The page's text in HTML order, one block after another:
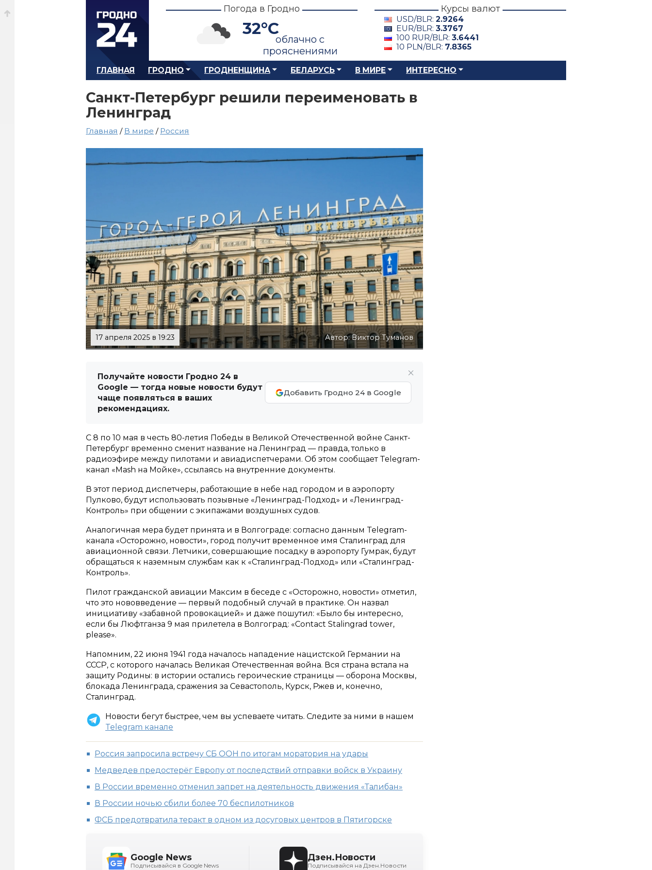
Погода в Гродно
32°C
облачно с
прояснениями
Курсы валют
USD/BLR: 2.9264
EUR/BLR: 3.3767
100 RUR/BLR: 3.6441
10 PLN/BLR: 7.8365
ГЛАВНАЯ ГРОДНО ГРОДНЕНЩИНА БЕЛАРУСЬ В МИРЕ ИНТЕРЕСНО
Санкт-Петербург решили переименовать в
Ленинград
Главная / В мире / Россия
17 апреля 2025 в 19:23 Автор: Виктор Туманов
Получайте новости Гродно 24 в
Google — тогда новые новости будут
чаще появляться в ваших
рекомендациях.
Добавить Гродно 24 в Google
С 8 по 10 мая в честь 80-летия Победы в Великой Отечественной войне Санкт-
Петербург временно сменит название на Ленинград — правда, только в
радиоэфире между пилотами и авиадиспетчерами. Об этом сообщает Telegram-
канал «Mash на Мойке», ссылаясь на внутренние документы.
В этот период диспетчеры, работающие в небе над городом и в аэропорту
Пулково, будут использовать позывные «Ленинград-Подход» и «Ленинград-
Контроль» при общении с экипажами воздушных судов.
Аналогичная мера будет принята и в Волгограде: согласно данным Telegram-
канала «Осторожно, новости», город получит временное имя Сталинград для
авиационной связи. Летчики, совершающие посадку в аэропорту Гумрак, будут
обращаться к наземным службам как к «Сталинград-Подход» или «Сталинград-
Контроль».
Пилот гражданской авиации Максим в беседе с «Осторожно, новости» отметил,
что это нововведение — первый подобный случай в практике. Он назвал
инициативу «забавной провокацией» и даже пошутил: «Было бы интересно,
если бы Люфтганза 9 мая прилетела в Волгоград: «Contact Stalingrad tower,
please».
Напомним, 22 июня 1941 года началось нападение нацистской Германии на
СССР, с которого началась Великая Отечественная война. Вся страна встала на
защиту Родины: в истории остались героические страницы — оборона Москвы,
блокада Ленинграда, сражения за Севастополь, Курск, Ржев и, конечно,
Сталинград.
Новости бегут быстрее, чем вы успеваете читать. Следите за ними в нашем
Telegram канале
Россия запросила встречу СБ ООН по итогам моратория на удары
Медведев предостерёг Европу от последствий отправки войск в Украину
В России временно отменил запрет на деятельность движения «Талибан»
В России ночью сбили более 70 беспилотников
ФСБ предотвратила теракт в одном из досуговых центров в Пятигорске
Google News
Подписывайся в Google News
Дзен.Новости
Подписывайся на Дзен.Новости